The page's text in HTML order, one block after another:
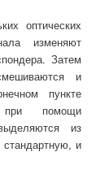
оптических
изменяют
Затем
и
пункте
при помощи
из
и